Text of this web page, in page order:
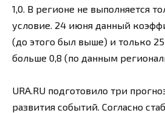
1,0. В регионе не выполняется
условие. 24 июня данный
(до этого был выше) и только
больше 0,8 (по данным
URA.RU подготовило три
развития событий. Согласно